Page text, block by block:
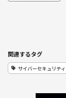
関連するタグ
サイバーセキュリティ